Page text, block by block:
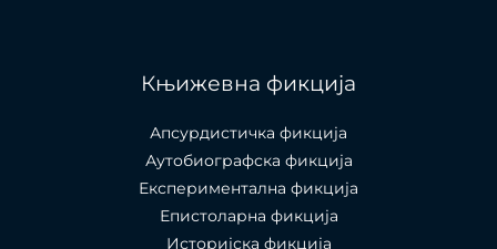
Књижевна фикција
Апсурдистичка фикција
Аутобиографска фикција
Експериментална фикција
Епистоларна фикција
Историјска фикција